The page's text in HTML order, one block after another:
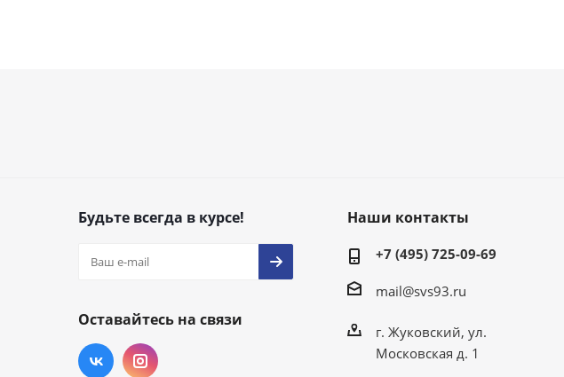
Будьте всегда в курсе!
Оставайтесь на связи
Наши контакты
+7 (495) 725-09-69
mail@svs93.ru
г. Жуковский, ул.
Московская д. 1